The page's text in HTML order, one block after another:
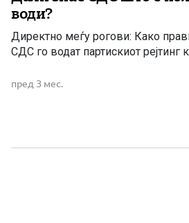
води?
Директно меѓу рогови: Како
СДС го водат партискиот рејтинг
пред 3 мес.